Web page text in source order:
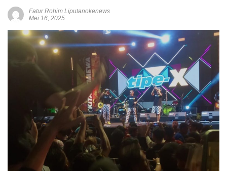
Fatur Rohim Liputanokenews
Mei 16, 2025